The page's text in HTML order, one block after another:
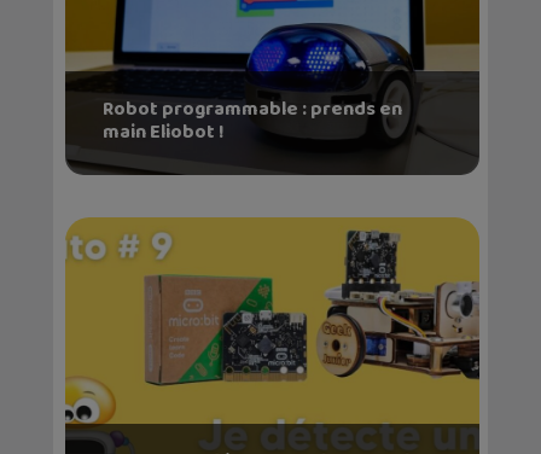
Robot programmable : prends en
main Eliobot !